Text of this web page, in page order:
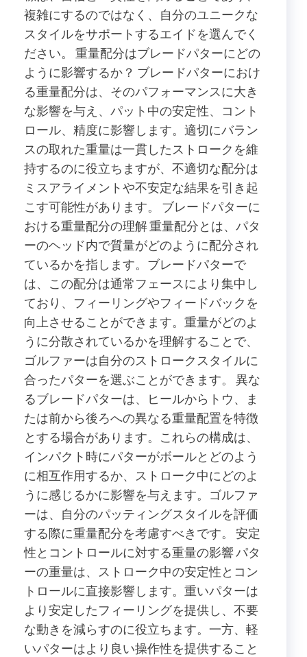
複雑にするのではなく、自分のユニークな
スタイルをサポートするエイドを選んでく
ださい。 重量配分はブレードパターにどの
ように影響するか？ ブレードパターにおけ
る重量配分は、そのパフォーマンスに大き
な影響を与え、パット中の安定性、コント
ロール、精度に影響します。適切にバラン
スの取れた重量は一貫したストロークを維
持するのに役立ちますが、不適切な配分は
ミスアライメントや不安定な結果を引き起
こす可能性があります。 ブレードパターに
おける重量配分の理解 重量配分とは、パタ
ーのヘッド内で質量がどのように配分され
ているかを指します。ブレードパターで
は、この配分は通常フェースにより集中し
ており、フィーリングやフィードバックを
向上させることができます。重量がどのよ
うに分散されているかを理解することで、
ゴルファーは自分のストロークスタイルに
合ったパターを選ぶことができます。 異な
るブレードパターは、ヒールからトウ、ま
たは前から後ろへの異なる重量配置を特徴
とする場合があります。これらの構成は、
インパクト時にパターがボールとどのよう
に相互作用するか、ストローク中にどのよ
うに感じるかに影響を与えます。ゴルファ
ーは、自分のパッティングスタイルを評価
する際に重量配分を考慮すべきです。 安定
性とコントロールに対する重量の影響 パタ
ーの重量は、ストローク中の安定性とコン
トロールに直接影響します。重いパターは
より安定したフィーリングを提供し、不要
な動きを減らすのに役立ちます。一方、軽
いパターはより良い操作性を提供すること